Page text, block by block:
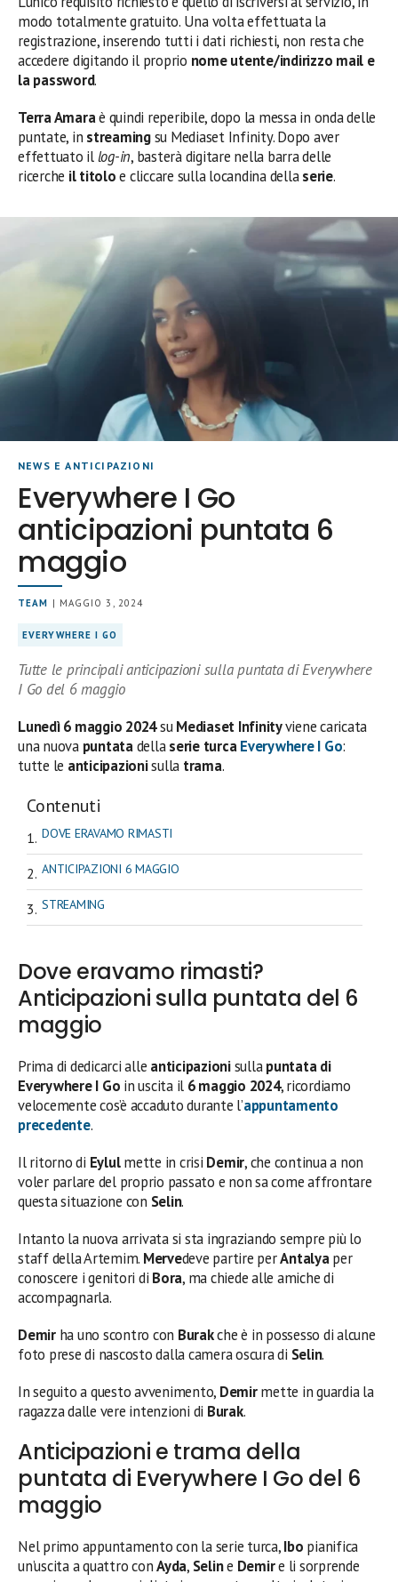
modo totalmente gratuito. Una volta effettuata la
registrazione, inserendo tutti i dati richiesti, non resta che
accedere digitando il proprio nome utente/indirizzo mail e
la password.
Terra Amaraè quindi reperibile, dopo la messa in onda delle
puntate, in streamingsu Mediaset Infinity. Dopo aver
effettuato illog-in, basterà digitare nella barra delle
ricerche il titoloe cliccare sulla locandina dellaserie.
NEWS E ANTICIPAZIONI
Everywhere I Go
anticipazioni puntata 6
maggio
TEAM | MAGGIO 3, 2024
EVERYWHERE I GO
Tutte le principali anticipazioni sulla puntata di Everywhere
I Go del 6 maggio
Lunedì 6 maggio 2024suMediaset Infinityviene caricata
una nuova puntatadellaserie turca Everywhere I Go:
tutte le anticipazionisulla trama.
Contenuti
DOVE ERAVAMO RIMASTI
ANTICIPAZIONI 6 MAGGIO
STREAMING
Dove eravamo rimasti?
Anticipazioni sulla puntata del 6
maggio
Prima di dedicarci alle anticipazionisullapuntata di
Everywhere I Go in uscita il 6 maggio 2024, ricordiamo
velocemente cos’è accaduto durante l’appuntamento
precedente.
Il ritorno di Eylulmette in crisi Demir, che continua a non
voler parlare del proprio passato e non sa come affrontare
questa situazione con Selin.
Intanto la nuova arrivata si sta ingraziando sempre più lo
staff della Artemim. Mervedeve partire perAntalyaper
conoscere i genitori di Bora, ma chiede alle amiche di
accompagnarla.
Demirha uno scontro con Burakche è in possesso di alcune
foto prese di nascosto dalla camera oscura di Selin.
In seguito a questo avvenimento, Demirmette in guardia la
ragazza dalle vere intenzioni di Burak.
Anticipazioni e trama della
puntata di Everywhere I Go del 6
maggio
Nel primo appuntamento con la serie turca,Ibo pianifica
un’uscita a quattro conAyda, Seline Demire li sorprende